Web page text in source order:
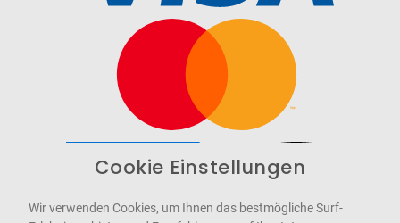
WCAG-2.1-AA
Cookie Einstellungen
Wir verwenden Cookies, um Ihnen das bestmögliche Surf-